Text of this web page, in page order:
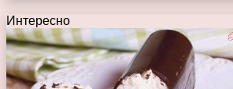
Интересно